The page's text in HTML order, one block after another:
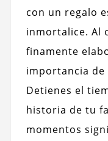
con un regalo
inmortalice. Al
finamente
importancia de
Detienes el
historia de tu
momentos